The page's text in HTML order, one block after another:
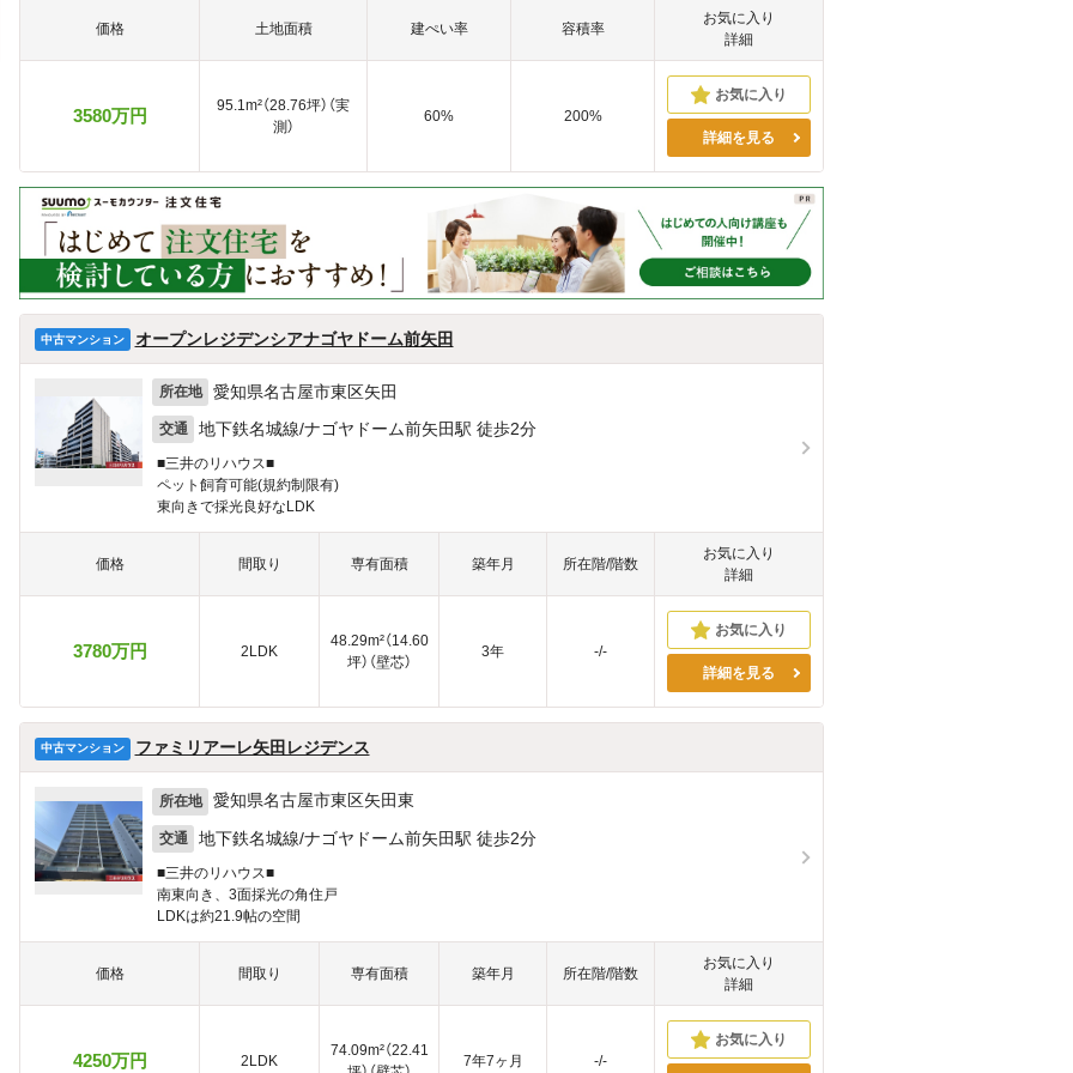
価格 土地面積 建ぺい率 容積率
お気に入り
詳細
3580万円
95.1m²（28.76坪）（実
測）
60%
200%
詳細を見る
中古マンション オープンレジデンシアナゴヤドーム前矢田
所在地 愛知県名古屋市東区矢田
交通 地下鉄名城線/ナゴヤドーム前矢田駅 徒歩2分
■三井のリハウス■
ペット飼育可能(規約制限有)
東向きで採光良好なLDK
価格 間取り 専有面積 築年月 所在階/階数
お気に入り
詳細
3780万円 2LDK
48.29m²（14.60
坪）（壁芯）
3年
-/-
詳細を見る
中古マンション ファミリアーレ矢田レジデンス
所在地 愛知県名古屋市東区矢田東
交通 地下鉄名城線/ナゴヤドーム前矢田駅 徒歩2分
■三井のリハウス■
南東向き、3面採光の角住戸
LDKは約21.9帖の空間
価格 間取り 専有面積 築年月 所在階/階数
お気に入り
詳細
4250万円 2LDK
74.09m²（22.41
7年7ヶ月 -/-